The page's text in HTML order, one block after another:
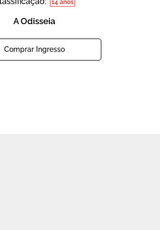
14 anos
A Odisseia
Comprar Ingresso